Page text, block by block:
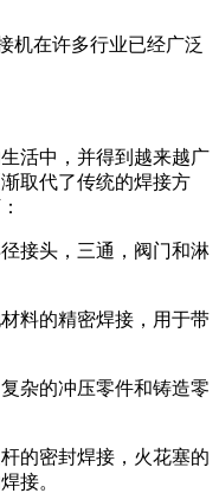
机在许多行业已经广泛
活中，并得到越来越广
取代了传统的焊接方
接头，三通，阀门和淋
料的精密焊接，用于带
杂的冲压零件和铸造零
的密封焊接，火花塞的
接。